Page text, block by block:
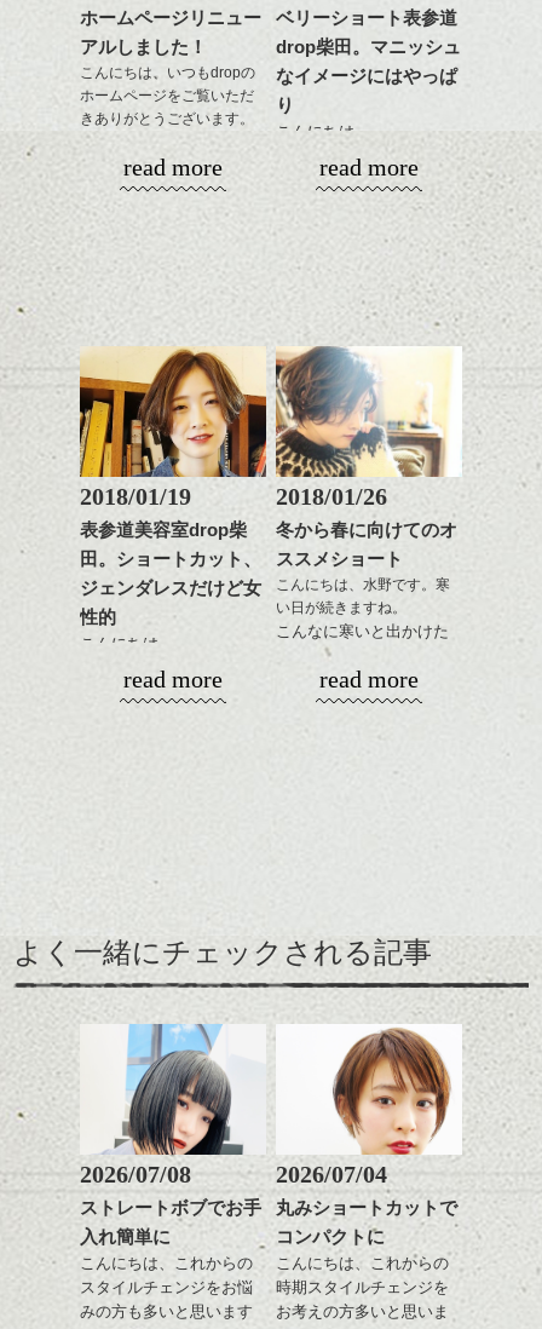
おすすめです。
いつものスタイリングが
ドライした後オイルやワ
ックスをなじませるだけ
に。
これからのスタイルチェ
ンジの事、髪質に合った
お手入れ方法等、
是非なんでもご相談して
下さいね。
お待ちしております。
シバタ
ハンサムショート／ヘッド
スパ／伸びても目立たない
ヘアカラー/ハイライト/ダブ
ルカラー/髪質改善/TOKIOト
リートメント/ブリーチ/イン
グの事やお手入れ方法な
是非なんでもご相談して
下さいね。
シバタ
スパ／伸びても目立たない
ルカラー/髪質改善/TOKIOト
ベージュ系等の肌を綺麗
に見せる効果のあるカラ
ーリングをプラスして透
明感を表現すると
って毎日のお手入れも簡
単になりますよ。
さり気ない程度にハイラ
スタイリングも簡単で、
ワックスとオイル、バー
ム等の質感を調整しやす
いものを全体になじませ
ながら
整えるだけですよ。
ンジの事等
是非なんでもご相談して
下さい。
お待ちしております
ハンサムショート／ヘッド
をドライした後、
ワックスとオイルを混ぜ
ながらもみこみ、なじま
せます。
質感をかるくととのえな
がら耳かけアレンジする
のも良い感じです。
これからのスタイルチェ
ンジ、似合うカラーリン
グの事やお手入れ方法な
ど
是非なんでもご相談して
下さいね。
シバタ
ホームページリニュー
アルしました！
こんにちは、いつもdropの
ホームページをご覧いただ
きありがとうございます。
１５周年と移転に合わ
せ、少しばかり遅くなり
ましたがHPもリニューア
ル致しました。
今回もdropらしく、かっ
たのでいろいろ見て下さ
いね。
今後の更新もお楽しみ
に！
read more
ベリーショート表参道
drop柴田。マニッシュ
なイメージにはやっぱ
り
こんにちは、
明けましておめでとうご
ざいます。今年も宜しく
お願い致します！
2018年になってもう一週
平成30年というのもなん
かとても新しい感じがし
ますね。
ヘアーも雰囲気を変えた
い、なんていう方結構い
るのではないでしょう
か？
ひきつづきミニマムヘア
で、
今回はマッシュ(っぽい!)
ショートカットの話。
クトなイメージのショー
トが良い感じでしたが、
そこに相反するボリュー
ム感がミックスされてた
りフォルムが際立つと春
に向けていい感じだと思
いますよ。
↑こんなふうにフロント部
分をややフォルミーに見
せて
前からみるとマッシュな
感じ
↓サイドから見るとタイト
なクラシックショート
風。
read more
2018/01/19
表参道美容室drop柴
田。ショートカット、
ジェンダレスだけど女
性的
こんにちは。
春に向けて！
すすめです。
と、抜け感のあるこなれ
た印象になって良いで
す。
カラーは薄いパープル系
に明るめグレージュのハ
イライトをプラスしてツ
ヤと軽さを。
read more
2018/01/26
冬から春に向けてのオ
ススメショート
こんにちは、水野です。寒
い日が続きますね。
こんなに寒いと出かけた
くなくなります。
なのでおうちで暖かくし
てまったりと過ごす冬
緩いパーマがリラックス
雰囲気にぴったり、ニッ
トとコンパクトなショー
トパーマおすすめです。
パーマそして春はパーマ
が似合う季節、柔らかく
ふわっとしたイメージに
したくなりませんか？
ショートでパーマは抵抗
ある方も多いかと思いま
すがアウトラインや耳下
は極弱にトップは大きめ
でしっかりと、頭の箇所
で強さをコントロールし
てかけたらスタイリング
read more
よく一緒にチェックされる記事
2026/07/08
ストレートボブでお手
入れ簡単に
こんにちは、これからの
スタイルチェンジをお悩
みの方も多いと思います
2026/07/04
丸みショートカットで
コンパクトに
こんにちは、これからの
時期スタイルチェンジを
お考えの方多いと思いま